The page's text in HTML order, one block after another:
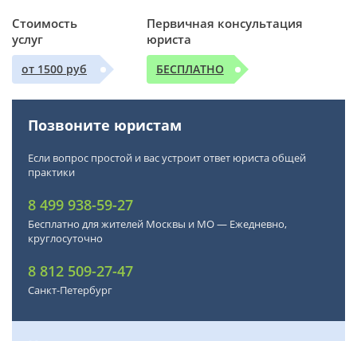
Стоимость
услуг
от 1500 руб
Первичная консультация
юриста
БЕСПЛАТНО
Позвоните юристам
Если вопрос простой и вас устроит ответ юриста общей
практики
8 499 938-59-27
Бесплатно для жителей Москвы и МО — Ежедневно,
круглосуточно
8 812 509-27-47
Санкт-Петербург